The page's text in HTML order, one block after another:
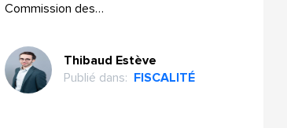
Commission des…
Thibaud Estève
Publié dans: FISCALITÉ